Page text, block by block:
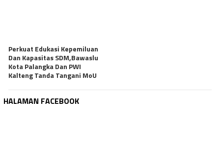
Perkuat Edukasi Kepemiluan
Dan Kapasitas SDM,Bawaslu
Kota Palangka Dan PWI
Kalteng Tanda Tangani MoU
HALAMAN FACEBOOK